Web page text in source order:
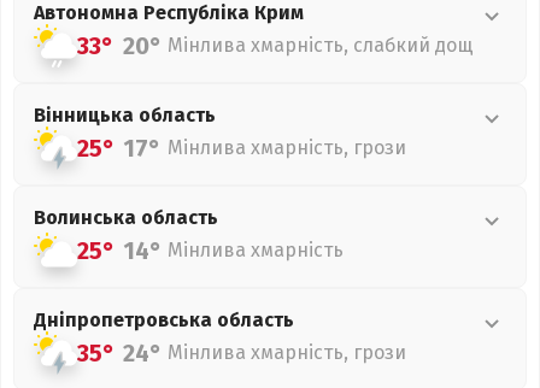
Автономна Республіка Крим
33° 20° Мінлива хмарність, слабкий дощ
Вінницька область
25° 17° Мінлива хмарність, грози
Волинська область
25° 14° Мінлива хмарність
Дніпропетровська область
35° 24° Мінлива хмарність, грози